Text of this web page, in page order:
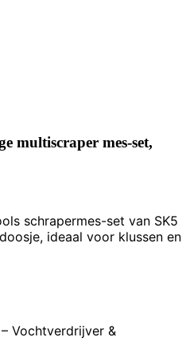
multiscraper mes-set,
schrapermes-set van SK5
ideaal voor klussen en
Vochtverdrijver &